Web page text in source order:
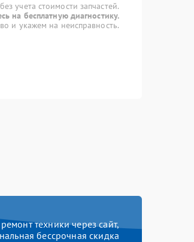
учета стоимости запчастей.
на бесплатную диагностику.
и укажем на неисправность.
техники через сайт,
бессрочная скидка